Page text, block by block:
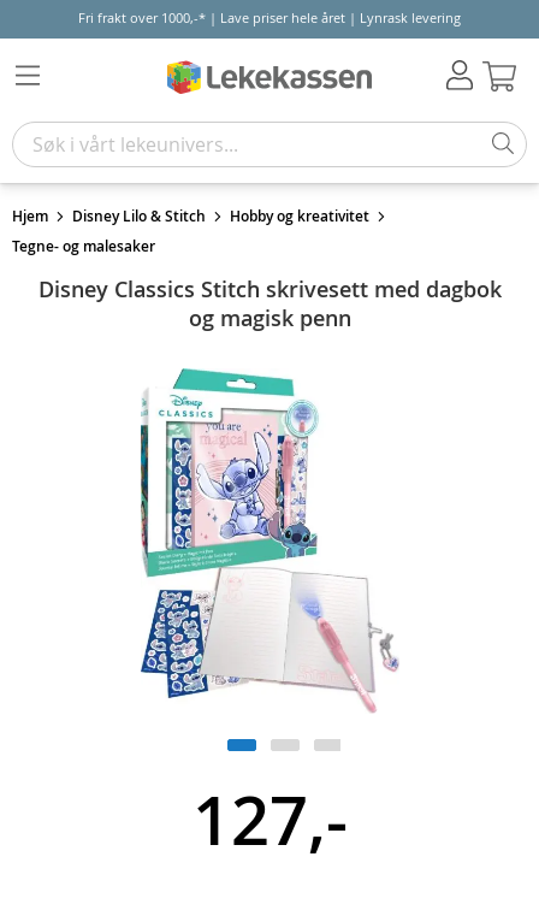
Fri frakt over 1000,-* | Lave priser hele året | Lynrask levering
Hjem Disney Lilo & Stitch
Hobby og kreativitet
Tegne- og malesaker
Disney Classics Stitch skrivesett med dagbok
og magisk penn
127,-